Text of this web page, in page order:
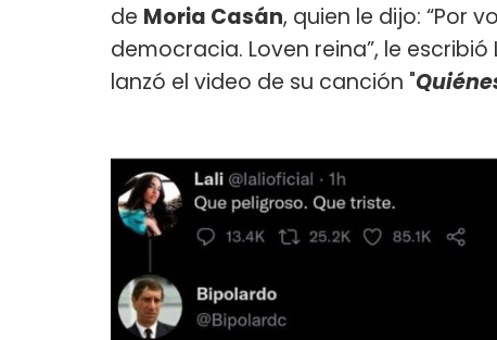
de Moria Casán, quien le dijo: “Por
democracia. Loven reina”, le
lanzó el video de su canción "